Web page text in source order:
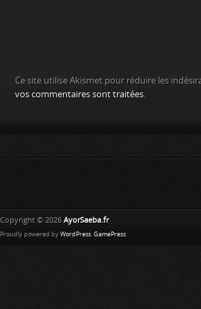
Ce site utilise Akismet pour réduire les
vos commentaires sont traitées.
Copyright © 2026 AyorSaeba.fr
Proudly powered by WordPress. GamePress